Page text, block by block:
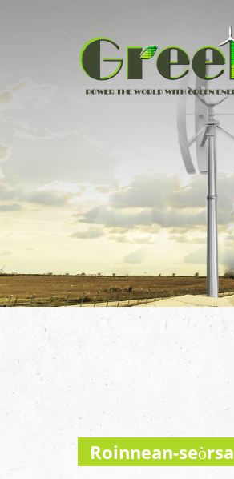
Roinnean-seòrsa